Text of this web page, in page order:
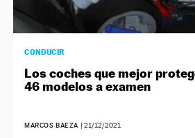
CONDUCIR
Los coches que mejor
46 modelos a examen
MARCOS BAEZA | 21/12/2021